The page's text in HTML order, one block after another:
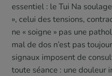
essentiel : le Tui Na
», celui des tensions,
ne « soigne » pas une
mal de dos n’est pas
signaux imposent de
toute séance : une douleur